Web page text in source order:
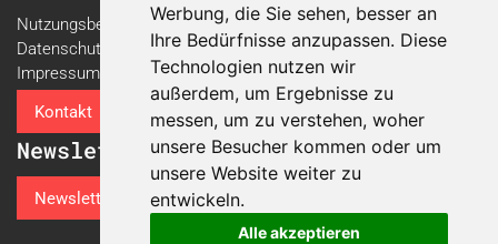
Werbung, die Sie sehen, besser an
Ihre Bedürfnisse anzupassen. Diese
Technologien nutzen wir
außerdem, um Ergebnisse zu
messen, um zu verstehen, woher
unsere Besucher kommen oder um
unsere Website weiter zu
entwickeln.
Alle akzeptieren
Nutzungsbedingungen
Datenschutzerklärung
Impressum
Kontakt
Newsletter
Newsletter-Anmeldung